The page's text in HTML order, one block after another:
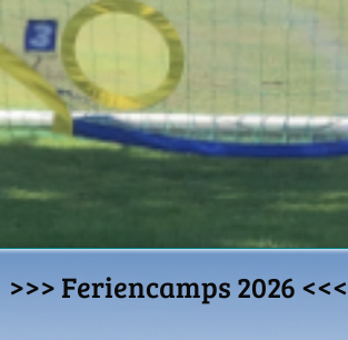
>>> Feriencamps 2026 <<<